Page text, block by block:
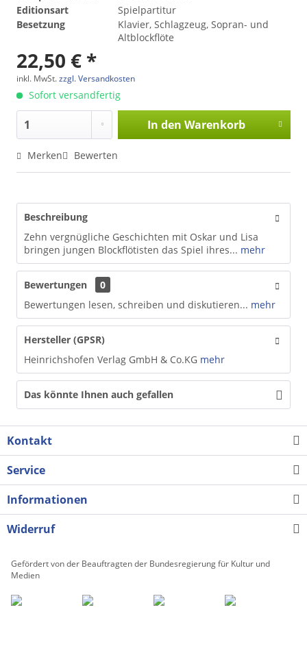
Editionsart
Spielpartitur
Besetzung
Klavier, Schlagzeug, Sopran- und
Altblockflöte
22,50 € *
inkl. MwSt.zzgl. Versandkosten
Sofort versandfertig
In den Warenkorb
Merken Bewerten
Beschreibung
Zehn vergnügliche Geschichten mit Oskar und Lisa
bringen jungen Blockflötisten das Spiel ihres... mehr
Bewertungen
0
Bewertungen lesen, schreiben und diskutieren... mehr
Hersteller (GPSR)
Heinrichshofen Verlag GmbH & Co.KG mehr
Das könnte Ihnen auch gefallen
Kontakt
Service
Informationen
Widerruf
Gefördert von der Beauftragten der Bundesregierung für Kultur und
Medien